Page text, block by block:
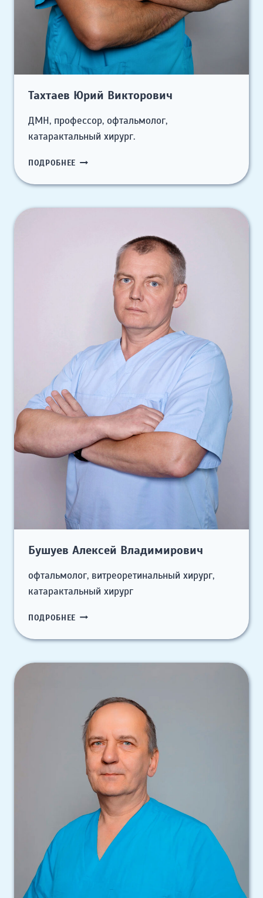
Тахтаев Юрий Викторович
ДМН, профессор, офтальмолог,
катарактальный хирург.
ПОДРОБНЕЕ ТАХТАЕВ
ВИКТОРОВИЧ
Бушуев Алексей Владимирович
офтальмолог, витреоретинальный хирург,
катарактальный хирург
ПОДРОБНЕЕ БУШУЕВ
ВЛАДИМИРОВИЧ